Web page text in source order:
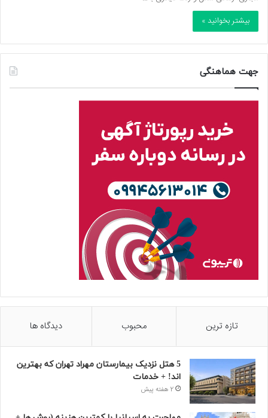
بیشتر بخوانید »
جهت هماهنگی
تازه ترین محبوب دیدگاه ها
5 هتل نزدیک بیمارستان مهراد تهران که بهترین‌
اند! + خدمات
2 هفته پیش